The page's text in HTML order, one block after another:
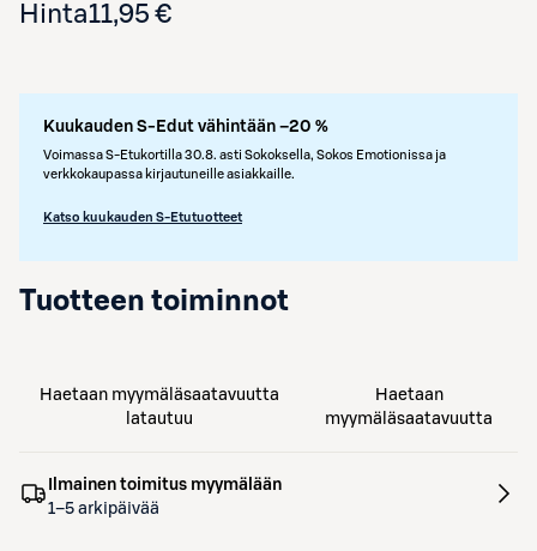
Hinta11,95 €
Kuukauden S-Edut vähintään –20 %
Voimassa S-Etukortilla 30.8. asti Sokoksella, Sokos Emotionissa ja
verkkokaupassa kirjautuneille asiakkaille.
Katso kuukauden S-Etutuotteet
Tuotteen toiminnot
Haetaan myymäläsaatavuutta
latautuu
Haetaan
myymäläsaatavuutta
Ilmainen toimitus myymälään
1–5 arkipäivää